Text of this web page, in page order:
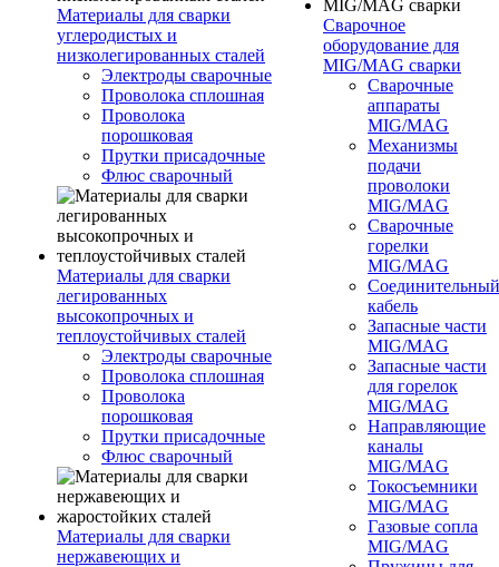
Материалы для сварки
углеродистых и
низколегированных сталей
Электроды сварочные
Проволока сплошная
Проволока
порошковая
Прутки присадочные
Флюс сварочный
Материалы для сварки
легированных
высокопрочных и
теплоустойчивых сталей
Электроды сварочные
Проволока сплошная
Проволока
порошковая
Прутки присадочные
Флюс сварочный
Материалы для сварки
нержавеющих и
Сварочное
оборудование для
MIG/MAG сварки
Сварочные
аппараты
MIG/MAG
Механизмы
подачи
проволоки
MIG/MAG
Сварочные
горелки
MIG/MAG
Соединительный
кабель
Запасные части
MIG/MAG
Запасные части
для горелок
MIG/MAG
Направляющие
каналы
MIG/MAG
Токосъемники
MIG/MAG
Газовые сопла
MIG/MAG